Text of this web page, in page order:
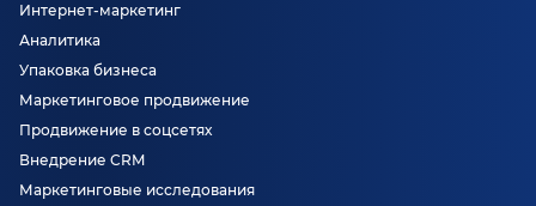
Интернет-маркетинг
Аналитика
Упаковка бизнеса
Маркетинговое продвижение
Продвижение в соцсетях
Внедрение CRM
Маркетинговые исследования